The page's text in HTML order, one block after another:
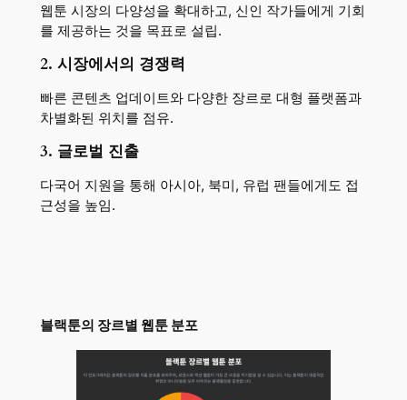
웹툰 시장의 다양성을 확대하고, 신인 작가들에게 기회
를 제공하는 것을 목표로 설립.
2. 시장에서의 경쟁력
빠른 콘텐츠 업데이트와 다양한 장르로 대형 플랫폼과
차별화된 위치를 점유.
3. 글로벌 진출
다국어 지원을 통해 아시아, 북미, 유럽 팬들에게도 접
근성을 높임.
블랙툰의 장르별 웹툰 분포